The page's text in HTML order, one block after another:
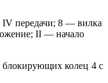
передачи; 8 — вилка
II — начало
блокирующих колец 4 с